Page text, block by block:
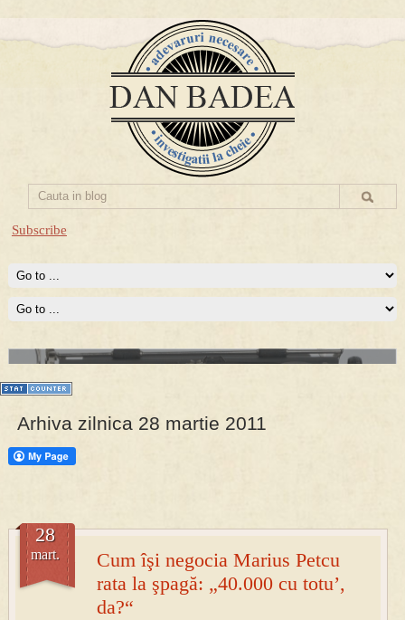
Subscribe
PRESA
Permise pentru vânătoarea de porci în costume, cu gulere albe
Arhiva zilnica 28 martie 2011
Cum îşi negocia Marius Petcu
rata la şpagă: „40.000 cu totu’,
da?“
28
mart.